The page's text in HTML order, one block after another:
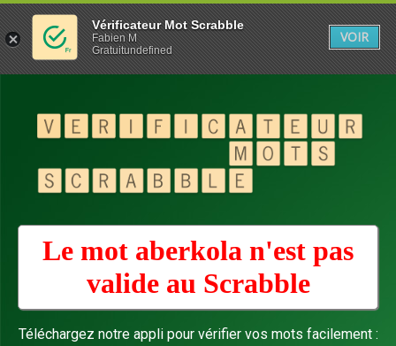
Le mot aberkola n'est pas
valide au Scrabble
Téléchargez notre appli pour vérifier vos mots facilement :
Vérificateur Mot Scrabble
Fabien M
Gratuitundefined
VOIR